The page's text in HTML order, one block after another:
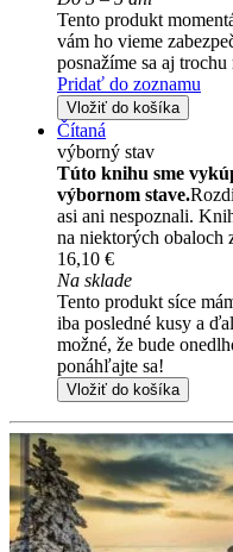
Tento produkt
vám ho vieme
posnažíme sa aj
Pridať do zoznamu
Vložiť do košíka
Čítaná
výborný stav
Túto knihu sme
výbornom stave.
asi ani nespoznali.
na niektorých obaloch
16,10 €
Na sklade
Tento produkt síce
iba posledné kusy a
možné, že bude
ponáhľajte sa!
Vložiť do košíka